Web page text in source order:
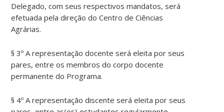
Delegado, com seus respectivos mandatos, será
efetuada pela direção do Centro de Ciências
Agrárias.
§ 3º A representação docente será eleita por seus
pares, entre os membros do corpo docente
permanente do Programa.
§ 4º A representação discente será eleita por seus